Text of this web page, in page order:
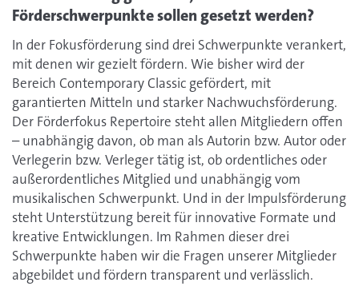
Förderschwerpunkte sollen gesetzt werden?
In der Fokusförderung sind drei Schwerpunkte verankert,
mit denen wir gezielt fördern. Wie bisher wird der
Bereich Contemporary Classic gefördert, mit
garantierten Mitteln und starker Nachwuchsförderung.
Der Förderfokus Repertoire steht allen Mitgliedern offen
– unabhängig davon, ob man als Autorin bzw. Autor oder
Verlegerin bzw. Verleger tätig ist, ob ordentliches oder
außerordentliches Mitglied und unabhängig vom
musikalischen Schwerpunkt. Und in der Impulsförderung
steht Unterstützung bereit für innovative Formate und
kreative Entwicklungen. Im Rahmen dieser drei
Schwerpunkte haben wir die Fragen unserer Mitglieder
abgebildet und fördern transparent und verlässlich.